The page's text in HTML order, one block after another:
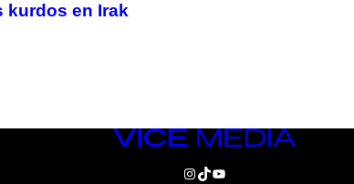
kurdos en Irak
VICE
INSTAGRAM
TIKTOK
YOUTUBE